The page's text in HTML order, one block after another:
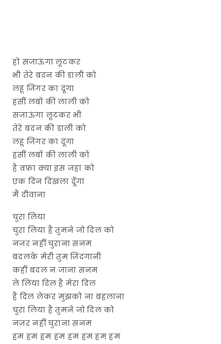
हो सजाऊंगा लूटकर
भी तेरे बदन की डाली को
लहू जिगर का दूंगा
हसीं लबों की लाली को
सजाऊंगा लूटकर भी
तेरे बदन की डाली को
लहू जिगर का दूंगा
हसीं लबों की लाली को
है वफ़ा क्या इस जहां को
एक दिन दिखला दूँगा
मैं दीवाना
चुरा लिया
चुरा लिया है तुमने जो दिल को
नज़र नहीं चुराना सनम
बदलके मेरी तुम ज़िंदगानी
कहीं बदल न जाना सनम
ले लिया दिल है मेरा दिल
है दिल लेकर मुझको ना बहलाना
चुरा लिया है तुमने जो दिल को
नज़र नहीं चुराना सनम
हम हम हम हम हम हम हम हम